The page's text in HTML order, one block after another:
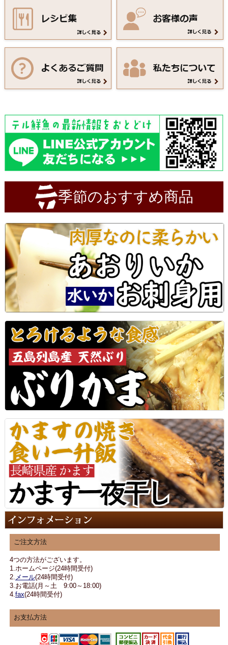
季節のおすすめ商品
ご注文方法
4つの方法がございます。
1.ホームページ(24時間受付)
2. メール(24時間受付)
3.お電話(月～土 9:00～18:00)
4.fax(24時間受付)
お支払方法